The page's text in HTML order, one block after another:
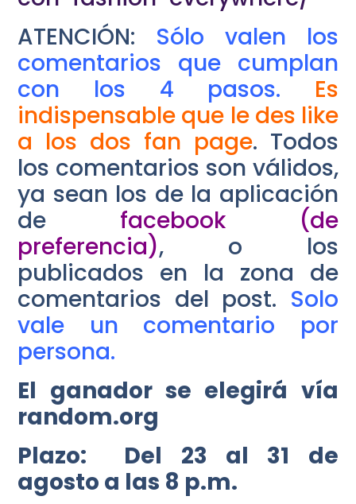
ATENCIÓN: Sólo valen los
comentarios que cumplan
con los 4 pasos.
Es
indispensable que le des like
a los dos fan page. Todos
los comentarios son válidos,
ya sean los de la aplicación
de facebook (de
preferencia), o los
publicados en la zona de
comentarios del post. Solo
vale un comentario por
persona.
El ganador se elegirá vía
random.org
Plazo: Del 23 al 31 de
agosto a las 8 p.m.